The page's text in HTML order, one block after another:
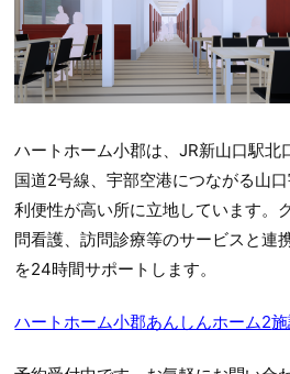
ハートホーム小郡は、JR新山口駅北
国道2号線、宇部空港につながる山
利便性が高い所に立地しています。
問看護、訪問診療等のサービスと連
を24時間サポートします。
ハートホーム小郡あんしんホーム2